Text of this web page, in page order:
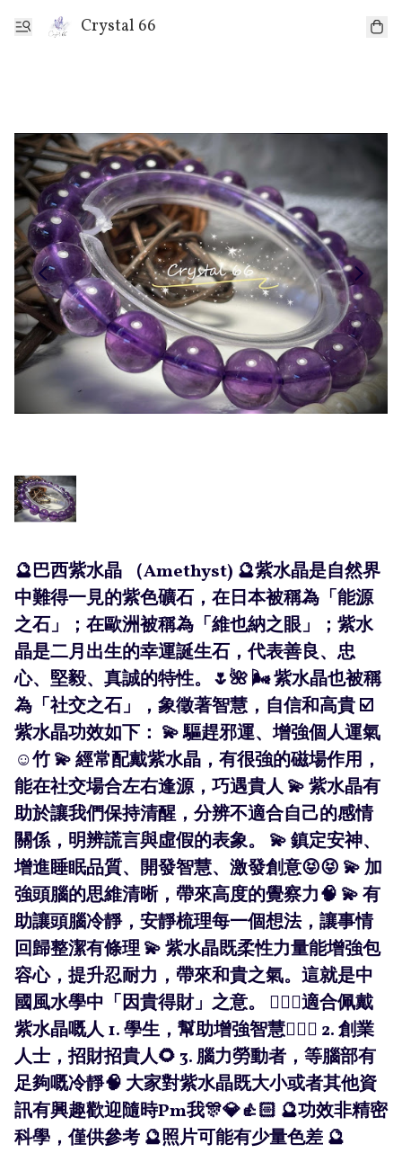
Crystal 66
🔮巴西紫水晶 （Amethyst) 🔮紫水晶是自然界
中難得一見的紫色礦石，在日本被稱為「能源
之石」；在歐洲被稱為「維也納之眼」；紫水
晶是二月出生的幸運誕生石，代表善良、忠
心、堅毅、真誠的特性。🌷🌺 🌬 紫水晶也被稱
為「社交之石」，象徵著智慧，自信和高貴 ☑️
紫水晶功效如下： 💫 驅趕邪運、增強個人運氣
☺️竹 💫 經常配戴紫水晶，有很強的磁場作用，
能在社交場合左右逢源，巧遇貴人 💫 紫水晶有
助於讓我們保持清醒，分辨不適合自己的感情
關係，明辨謊言與虛假的表象。 💫 鎮定安神、
增進睡眠品質、開發智慧、激發創意😝😝 💫 加
強頭腦的思維清晰，帶來高度的覺察力🧠 💫 有
助讓頭腦冷靜，安靜梳理每一個想法，讓事情
回歸整潔有條理 💫 紫水晶既柔性力量能增強包
容心，提升忍耐力，帶來和貴之氣。這就是中
國風水學中「因貴得財」之意。 🧚🏻‍♀️適合佩戴
紫水晶嘅人 1. 學生，幫助增強智慧💁🏻‍♀️ 2. 創業
人士，招財招貴人🌻 3. 腦力勞動者，等腦部有
足夠嘅冷靜🧠 大家對紫水晶既大小或者其他資
訊有興趣歡迎隨時Pm我🎊💎👍🏻 🔮功效非精密
科學，僅供參考 🔮照片可能有少量色差 🔮